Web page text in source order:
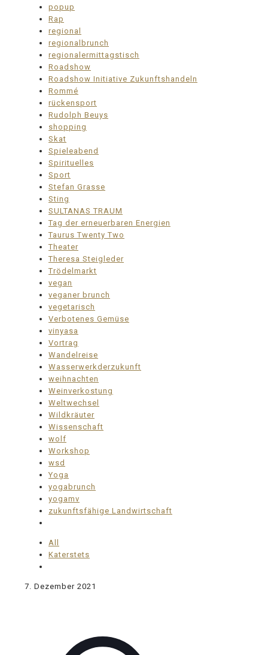
popup
Rap
regional
regionalbrunch
regionalermittagstisch
Roadshow
Roadshow Initiative Zukunftshandeln
Rommé
rückensport
Rudolph Beuys
shopping
Skat
Spieleabend
Spirituelles
Sport
Stefan Grasse
Sting
SULTANAS TRAUM
Tag der erneuerbaren Energien
Taurus Twenty Two
Theater
Theresa Steigleder
Trödelmarkt
vegan
veganer brunch
vegetarisch
Verbotenes Gemüse
vinyasa
Vortrag
Wandelreise
Wasserwerkderzukunft
weihnachten
Weinverkostung
Weltwechsel
Wildkräuter
Wissenschaft
wolf
Workshop
wsd
Yoga
yogabrunch
yogamv
zukunftsfähige Landwirtschaft
All
Katerstets
7. Dezember 2021